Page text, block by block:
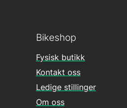
Bikeshop
Fysisk butikk
Kontakt oss
Ledige stillinger
Om oss